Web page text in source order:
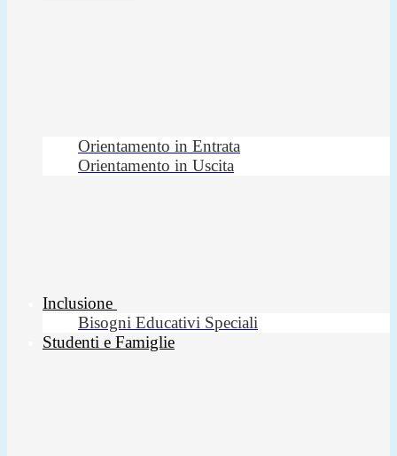
Orientamento in Entrata
Orientamento in Uscita
Inclusione
Bisogni Educativi Speciali
Studenti e Famiglie